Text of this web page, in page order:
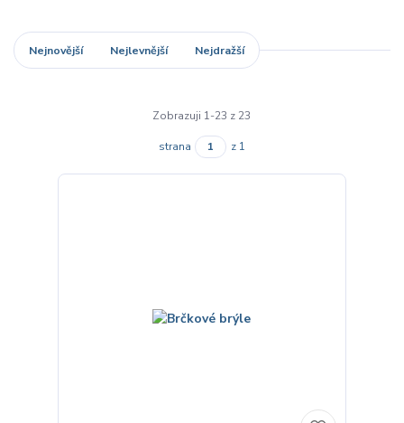
Nejnovější Nejlevnější Nejdražší
Zobrazuji 1-23 z 23
strana z 1